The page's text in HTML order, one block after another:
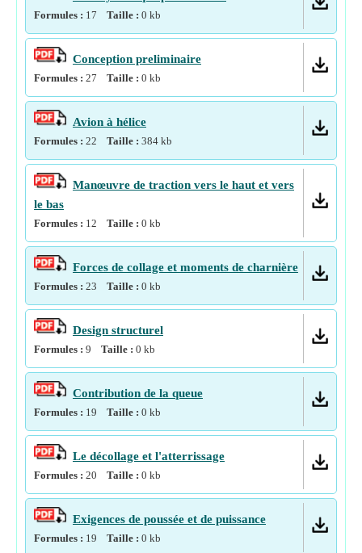
Formules : 17 Taille : 0 kb
Conception preliminaire
Formules : 27 Taille : 0 kb
Avion à hélice
Formules : 22 Taille : 384 kb
Manœuvre de traction vers le haut et vers
le bas
Formules : 12 Taille : 0 kb
Forces de collage et moments de charnière
Formules : 23 Taille : 0 kb
Design structurel
Formules : 9 Taille : 0 kb
Contribution de la queue
Formules : 19 Taille : 0 kb
Le décollage et l'atterrissage
Formules : 20 Taille : 0 kb
Exigences de poussée et de puissance
Formules : 19 Taille : 0 kb